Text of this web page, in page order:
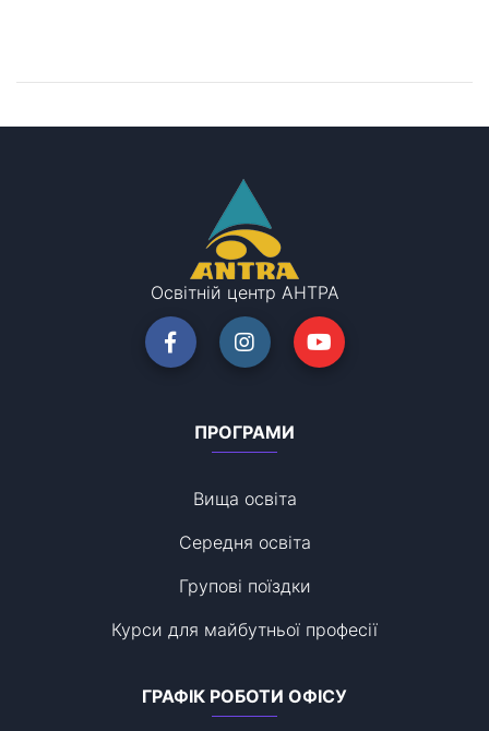
Освітній центр АНТРА
ПРОГРАМИ
Вища освіта
Середня освіта
Групові поїздки
Курси для майбутньої професії
ГРАФІК РОБОТИ ОФІСУ